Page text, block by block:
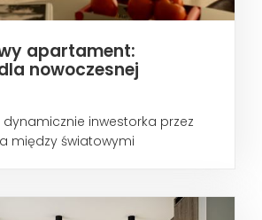
apartament:
nowoczesnej
dynamicznie inwestorka przez
między światowymi